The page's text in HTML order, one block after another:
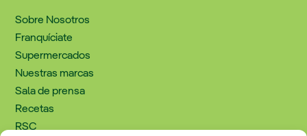
Sobre Nosotros
Franquíciate
Supermercados
Nuestras marcas
Sala de prensa
Recetas
RSC